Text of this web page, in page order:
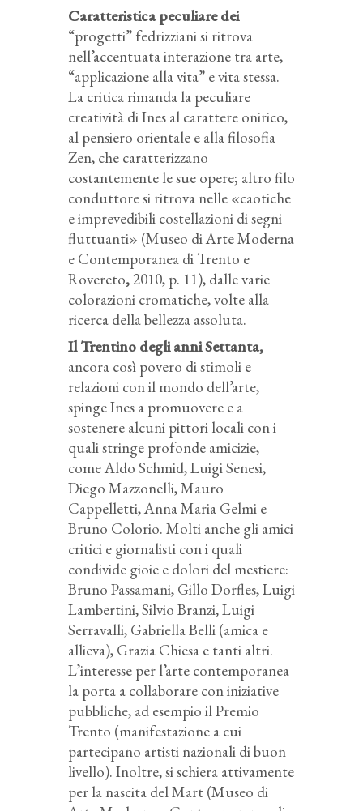
Caratteristica peculiare dei
“progetti” fedrizziani si ritrova
nell’accentuata interazione tra arte,
“applicazione alla vita” e vita stessa.
La critica rimanda la peculiare
creatività di Ines al carattere onirico,
al pensiero orientale e alla filosofia
Zen, che caratterizzano
costantemente le sue opere; altro filo
conduttore si ritrova nelle «caotiche
e imprevedibili costellazioni di segni
fluttuanti» (Museo di Arte Moderna
e Contemporanea di Trento e
Rovereto,2010, p. 11), dalle varie
colorazioni cromatiche, volte alla
ricerca della bellezza assoluta.
Il Trentino degli anni Settanta,
ancora così povero di stimoli e
relazioni con il mondo dell’arte,
spinge Ines a promuovere e a
sostenere alcuni pittori locali con i
quali stringe profonde amicizie,
come Aldo Schmid, Luigi Senesi,
Diego Mazzonelli, Mauro
Cappelletti, Anna Maria Gelmi e
Bruno Colorio. Molti anche gli amici
critici e giornalisti con i quali
condivide gioie e dolori del mestiere:
Bruno Passamani, Gillo Dorfles, Luigi
Lambertini, Silvio Branzi, Luigi
Serravalli, Gabriella Belli (amica e
allieva), Grazia Chiesa e tanti altri.
L’interesse per l’arte contemporanea
la porta a collaborare con iniziative
pubbliche, ad esempio il Premio
Trento (manifestazione a cui
partecipano artisti nazionali di buon
livello). Inoltre, si schiera attivamente
per la nascita del Mart (Museo di